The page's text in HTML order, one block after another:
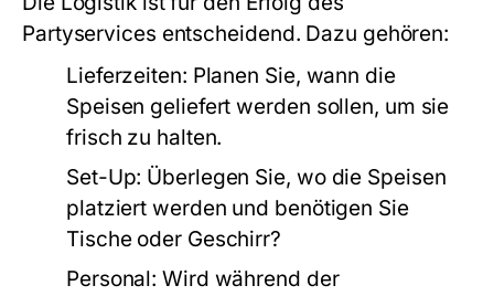
Partyservices entscheidend. Dazu gehören:
Lieferzeiten: Planen Sie, wann die
Speisen geliefert werden sollen, um sie
frisch zu halten.
Set-Up: Überlegen Sie, wo die Speisen
platziert werden und benötigen Sie
Tische oder Geschirr?
Personal: Wird während der